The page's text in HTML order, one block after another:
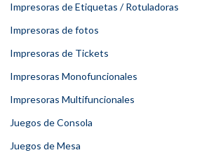
Impresoras de Etiquetas / Rotuladoras
Impresoras de fotos
Impresoras de Tickets
Impresoras Monofuncionales
Impresoras Multifuncionales
Juegos de Consola
Juegos de Mesa